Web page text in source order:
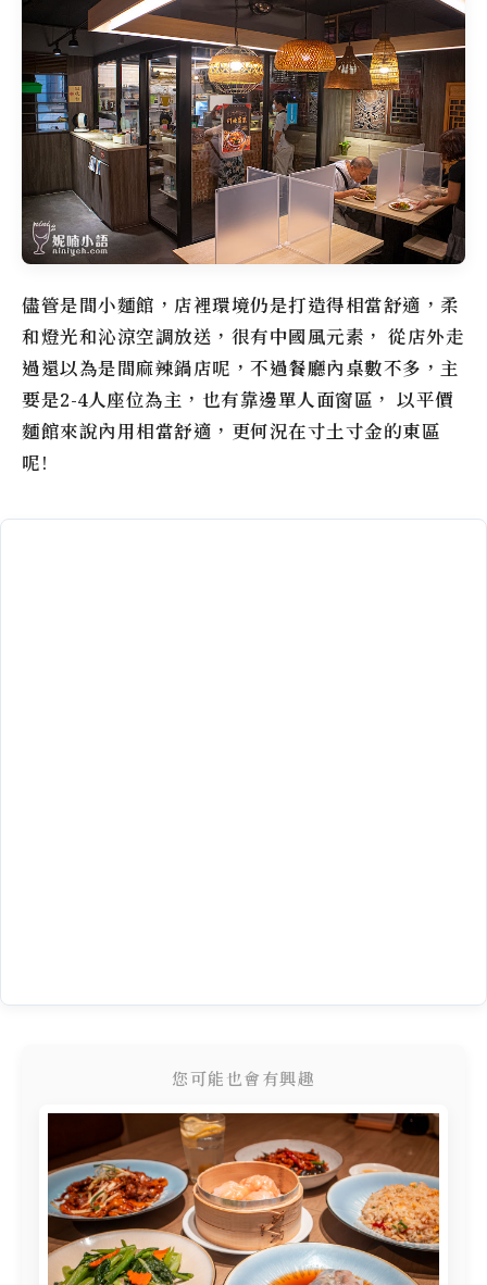
儘管是間小麵館，店裡環境仍是打造得相當舒適，柔
和燈光和沁涼空調放送，很有中國風元素， 從店外走
過還以為是間麻辣鍋店呢，不過餐廳內桌數不多，主
要是2-4人座位為主，也有靠邊單人面窗區， 以平價
麵館來說內用相當舒適，更何況在寸土寸金的東區
呢!
您可能也會有興趣